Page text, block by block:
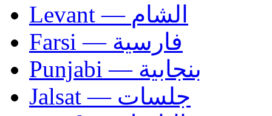
Levant — الشام
Farsi — فارسية
Punjabi — بنجابية
Jalsat — جلسات